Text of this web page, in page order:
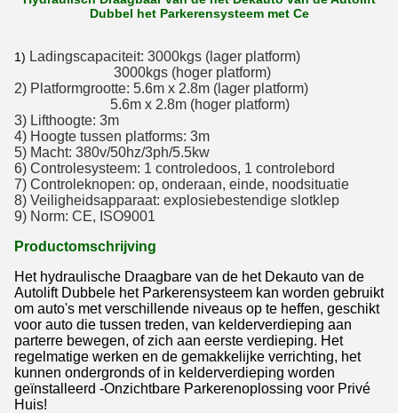
Dubbel het Parkerensysteem met Ce
1) Ladingscapaciteit: 3000kgs (lager platform)
3000kgs (hoger platform)
2) Platformgrootte: 5.6m x 2.8m (lager platform)
5.6m x 2.8m (hoger platform)
3) Lifthoogte: 3m
4) Hoogte tussen platforms: 3m
5) Macht: 380v/50hz/3ph/5.5kw
6) Controlesysteem: 1 controledoos, 1 controlebord
7) Controleknopen: op, onderaan, einde, noodsituatie
8) Veiligheidsapparaat: explosiebestendige slotklep
9) Norm: CE, ISO9001
Productomschrijving
Het hydraulische Draagbare van de het Dekauto van de
Autolift Dubbele het Parkerensysteem kan worden gebruikt
om auto's met verschillende niveaus op te heffen, geschikt
voor auto die tussen treden, van kelderverdieping aan
parterre bewegen, of zich aan eerste verdieping. Het
regelmatige werken en de gemakkelijke verrichting, het
kunnen ondergronds of in kelderverdieping worden
geïnstalleerd -Onzichtbare Parkerenoplossing voor Privé
Huis!